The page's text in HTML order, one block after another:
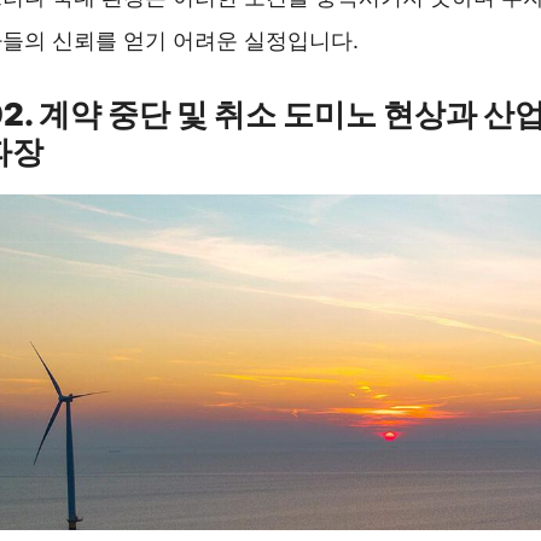
의 신뢰를 얻기 어려운 실정입니다.
계약 중단 및 취소 도미노 현상과 산
장